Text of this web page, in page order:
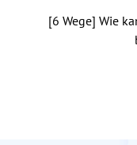
[6 Wege] Wie